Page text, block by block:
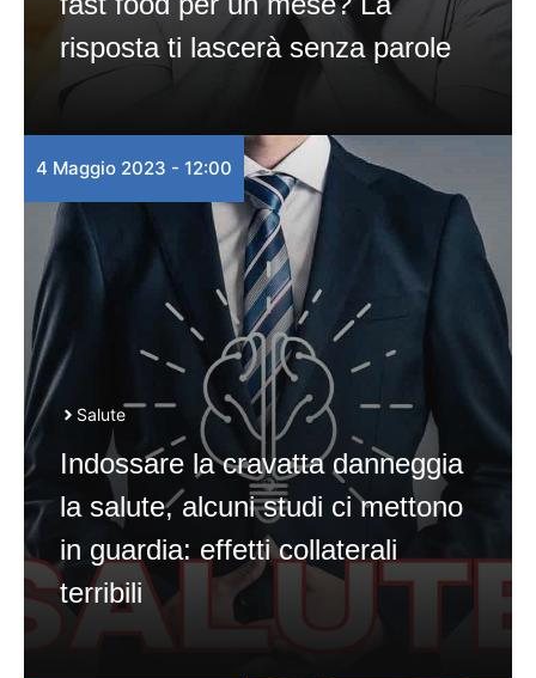
risposta ti lascerà senza parole
4 Maggio 2023 - 12:00
Salute
Indossare la cravatta danneggia
la salute, alcuni studi ci mettono
in guardia: effetti collaterali
terribili